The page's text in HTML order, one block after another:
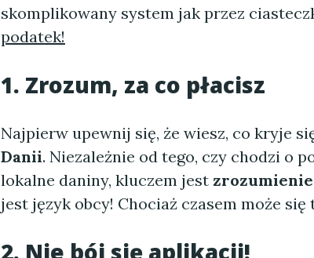
skomplikowany system jak przez
podatek!
1. Zrozum, za co płacisz
Najpierw upewnij się, że wiesz, co kryje
Danii. Niezależnie od tego, czy chodzi o
lokalne daniny, kluczem jest zrozumienie
jest język obcy! Chociaż czasem może się
2. Nie bój się aplikacji!